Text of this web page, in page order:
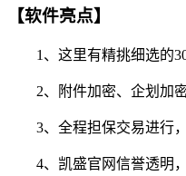
【软件亮点】
1、这里有精挑细选的
2、附件加密、企划加密
3、全程担保交易进行，
4、凯盛官网信誉透明，